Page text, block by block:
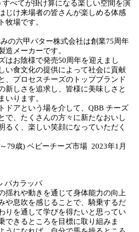
すべてが掛け算になる楽しい空間を演
じけ来場者の皆さんが楽しめる体感
牧場です。
の六甲バター株式会社は創業75周年
造メーカーです。
はお陰様で発売50周年を迎えまし
い食文化の提供によって社会に貢献
、プロセスチーズのトップブランド
新しさを追求し、皆様に美味しさと
いります。
ドアという場を介して、QBB チーズ
で、たくさんの方々に新たなおいし
るく、楽しい笑顔になっていただく
79歳) ベビーチーズ市場 2023年1月
パカラッパ
揺れや動きを通じて身体能力の向上
や息吹を感じることで、騎乗するだ
りを通して学びを得たいと思ってい
できるところを目標に取り組みま